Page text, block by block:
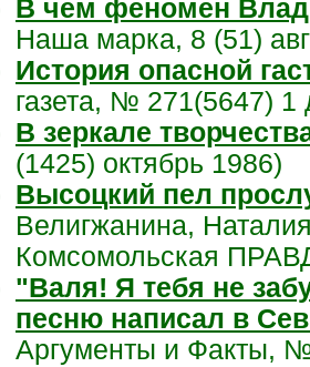
В чем феномен
Наша марка, 8 (51)
История опасной
газета, № 271(5647) 1
В зеркале
(1425) октябрь 1986)
Высоцкий пел
Велигжанина,
Комсомольская
"Валя! Я тебя не
песню написал в
Аргументы и Факты,